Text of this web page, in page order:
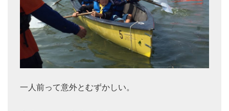
一人前って意外とむずかしい。